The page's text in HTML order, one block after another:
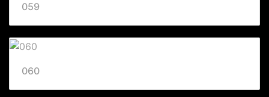
059
060